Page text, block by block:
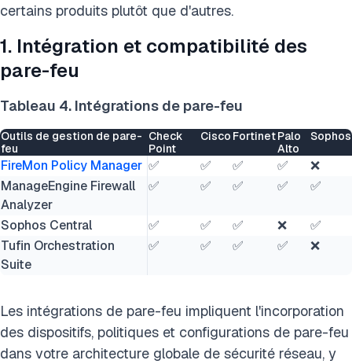
certains produits plutôt que d'autres.
1. Intégration et compatibilité des
pare-feu
Tableau 4. Intégrations de pare-feu
Outils de gestion de pare-
feu
Check
Point
Cisco FortinetPalo
Alto
Sophos
FireMon Policy Manager ✅ ✅ ✅ ✅
❌
ManageEngine Firewall
Analyzer
✅ ✅ ✅ ✅ ✅
Sophos Central ✅ ✅ ✅ ❌
✅
Tufin Orchestration
Suite
✅ ✅ ✅ ✅ ❌
Les intégrations de pare-feu impliquent l'incorporation
des dispositifs, politiques et configurations de pare-feu
dans votre architecture globale de sécurité réseau, y